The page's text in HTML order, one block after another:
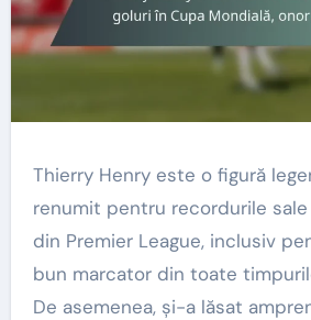
Thierry Henry este o figură
renumit pentru recordurile
din Premier League, inclusiv
bun marcator din toate
De asemenea, și-a lăsat